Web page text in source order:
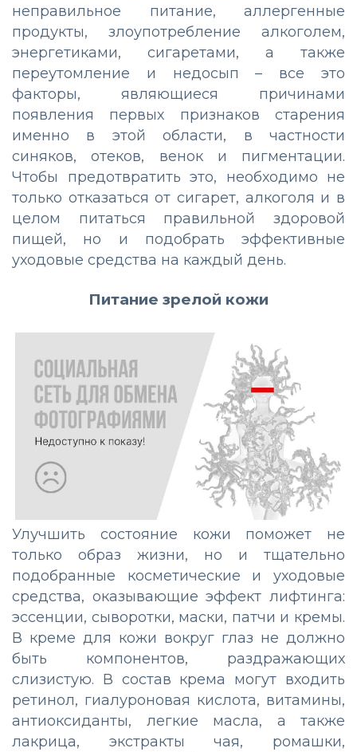
неправильное питание, аллергенные
продукты, злоупотребление алкоголем,
энергетиками, сигаретами, а также
переутомление и недосып – все это
факторы, являющиеся причинами
появления первых признаков старения
именно в этой области, в частности
синяков, отеков, венок и пигментации.
Чтобы предотвратить это, необходимо не
только отказаться от сигарет, алкоголя и в
целом питаться правильной здоровой
пищей, но и подобрать эффективные
уходовые средства на каждый день.
Питание зрелой кожи
Улучшить состояние кожи поможет не
только образ жизни, но и тщательно
подобранные косметические и уходовые
средства, оказывающие эффект лифтинга:
эссенции, сыворотки, маски, патчи и кремы.
В креме для кожи вокруг глаз не должно
быть компонентов, раздражающих
слизистую. В состав крема могут входить
ретинол, гиалуроновая кислота, витамины,
антиоксиданты, легкие масла, а также
лакрица, экстракты чая, ромашки,